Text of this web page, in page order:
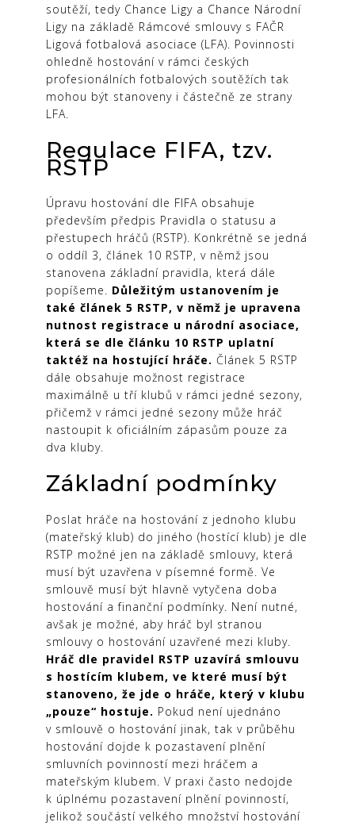
soutěží, tedy Chance Ligy a Chance Národní
Ligy na základě Rámcové smlouvy s FAČR
Ligová fotbalová asociace (LFA). Povinnosti
ohledně hostování v rámci českých
profesionálních fotbalových soutěžích tak
mohou být stanoveny i částečně ze strany
LFA.
Regulace FIFA, tzv.
RSTP
Úpravu hostování dle FIFA obsahuje
především předpis Pravidla o statusu a
přestupech hráčů (RSTP). Konkrétně se jedná
o oddíl 3, článek 10 RSTP, v němž jsou
stanovena základní pravidla, která dále
popíšeme. Důležitým ustanovením je
také článek 5 RSTP, v němž je upravena
nutnost registrace u národní asociace,
která se dle článku 10 RSTP uplatní
taktéž na hostující hráče. Článek 5 RSTP
dále obsahuje možnost registrace
maximálně u tří klubů v rámci jedné sezony,
přičemž v rámci jedné sezony může hráč
nastoupit k oficiálním zápasům pouze za
dva kluby.
Základní podmínky
Poslat hráče na hostování z jednoho klubu
(mateřský klub) do jiného (hostící klub) je dle
RSTP možné jen na základě smlouvy, která
musí být uzavřena v písemné formě. Ve
smlouvě musí být hlavně vytyčena doba
hostování a finanční podmínky. Není nutné,
avšak je možné, aby hráč byl stranou
smlouvy o hostování uzavřené mezi kluby.
Hráč dle pravidel RSTP uzavírá smlouvu
s hostícím klubem, ve které musí být
stanoveno, že jde o hráče, který v klubu
„pouze“ hostuje. Pokud není ujednáno
v smlouvě o hostování jinak, tak v průběhu
hostování dojde k pozastavení plnění
smluvních povinností mezi hráčem a
mateřským klubem. V praxi často nedojde
k úplnému pozastavení plnění povinností,
jelikož součástí velkého množství hostování